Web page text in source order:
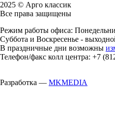
2025 © Арго классик
Все права защищены
Режим работы офиса:
Суббота и Воскресенье -
В праздничные дни возможны
Телефон/факс колл центра: +7
Разработка — MKMEDIA